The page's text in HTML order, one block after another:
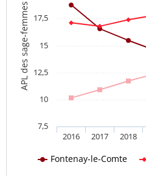
APL des sage-femmes
Fontenay-le-Comte
2016 2017 2018
7,5
10
12,5
15
17,5